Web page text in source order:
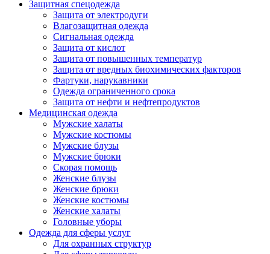
Защитная спецодежда
Защита от электродуги
Влагозащитная одежда
Сигнальная одежда
Защита от кислот
Защита от повышенных температур
Защита от вредных биохимических факторов
Фартуки, нарукавники
Одежда ограниченного срока
Защита от нефти и нефтепродуктов
Медицинская одежда
Мужские халаты
Мужские костюмы
Мужские блузы
Мужские брюки
Скорая помощь
Женские блузы
Женские брюки
Женские костюмы
Женские халаты
Головные уборы
Одежда для сферы услуг
Для охранных структур